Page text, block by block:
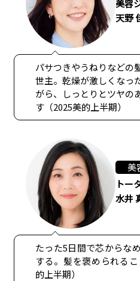
美容
天野
パサつきやうねりなどの
世主。乾燥が激しくなっ
がら、しっとりとツヤの
す（2025美的上半期）
美
トー
水井
たった5日間で芯からな
する。髪を褒められる
的上半期）